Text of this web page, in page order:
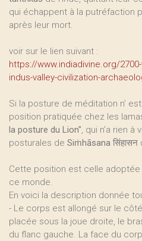
qui échappent à la putréfaction
après leur mort.
voir sur le lien suivant :
https://www.indiadivine.org/
indus-valley-civilization-
Si la posture de méditation n’
position pratiquée chez les
la posture du Lion", qui n’a rien à
posturales de Siṁhāsana
Cette position est celle adoptée
ce monde.
En voici la description donnée
- Le corps est allongé sur le
placée sous la joue droite, le
du flanc gauche. La face du